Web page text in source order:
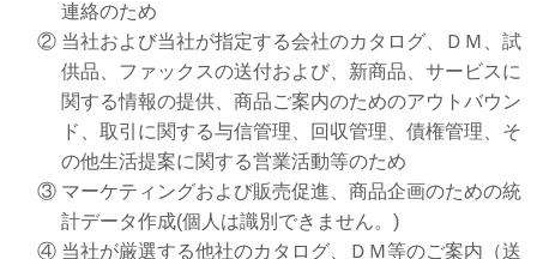
経営理念
沿革
組織図
事業内容
株主・投資家情報 TOP
経営方針
財務・業績
IRライブラリ
株式情報
サステナビリティ TOP
サステナビリティ宣言
担当役員メッセージ
重要課題（マテリアリティ）
採用情報 TOP
新卒採用
連絡のため
② 当社および当社が指定する会社のカタログ、ＤＭ、試
供品、ファックスの送付および、新商品、サービスに
関する情報の提供、商品ご案内のためのアウトバウン
ド、取引に関する与信管理、回収管理、債権管理、そ
の他生活提案に関する営業活動等のため
③ マーケティングおよび販売促進、商品企画のための統
計データ作成(個人は識別できません。)
④ 当社が厳選する他社のカタログ、ＤＭ等のご案内（送